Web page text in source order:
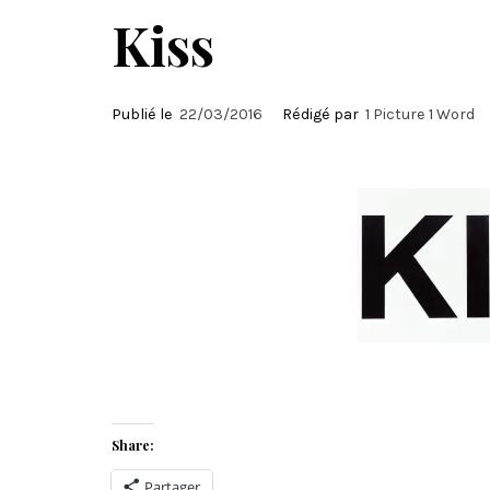
Kiss
Publié le 22/03/2016 Rédigé par 1 Picture 1 Word
Share: